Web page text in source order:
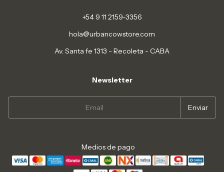
+54 9 11 2159-3356
hola@urbancowstore.com
Av. Santa fe 1313 - Recoleta - CABA
Newsletter
Medios de pago